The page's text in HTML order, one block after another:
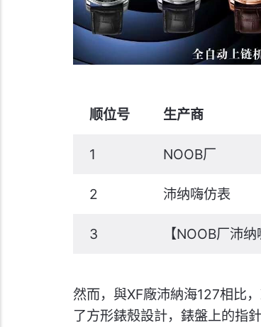
顺位号 生产商
1 NOOB厂
2 沛纳嗨仿表
3 【NOOB厂沛
然而，與XF廠沛納海127相比
了方形錶殼設計，錶盤上的指